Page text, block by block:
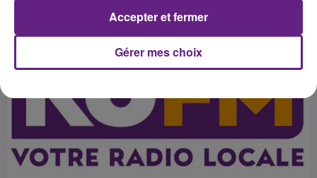
Gérer mes choix
Accepter et fermer